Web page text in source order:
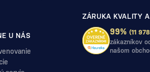
U NÁS
ZÁRUKA KVALITY
99% (11
zákazníkov
našom